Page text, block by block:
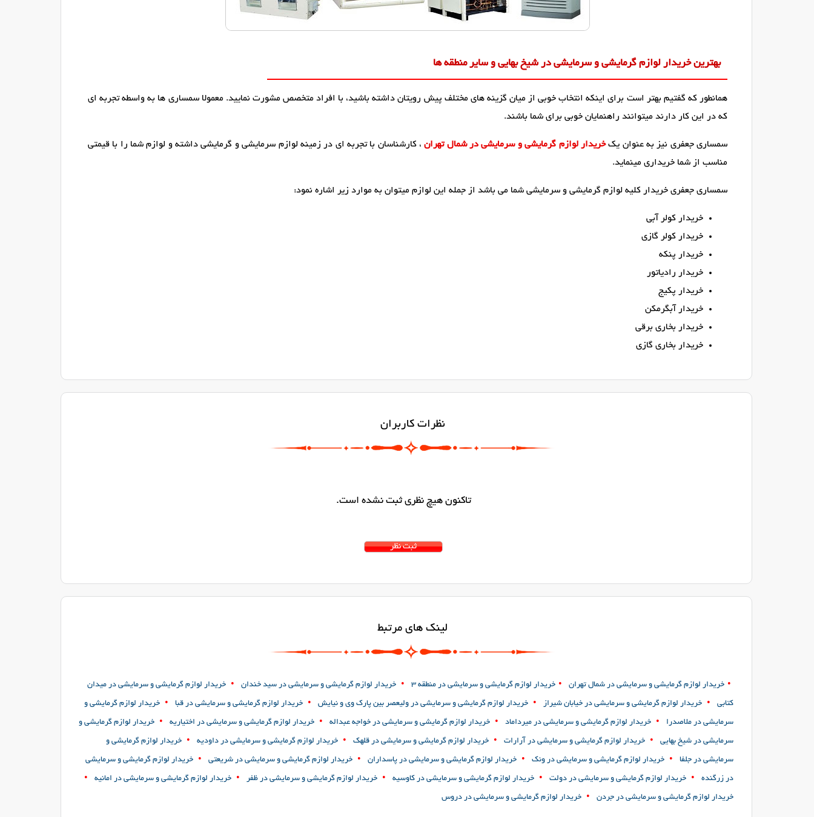
بهترین خریدار لوازم گرمایشی و سرمایشی در شیخ بهایی و سایر منطقه ها
همانطور که گفتیم بهتر است برای اینکه انتخاب خوبی از میان گزینه های مختلف پیش رویتان داشته باشید، با افراد متخصص مشورت نمایید. معمولا سمساری ها به واسطه تجربه ای
که در این کار دارند میتوانند راهنمایان خوبی برای شما باشند.
سمساری جعفری نیز به عنوان یکخریدار لوازم گرمایشی و سرمایشی در شمال تهران، کارشناسان با تجربه ای در زمینه لوازم سرمایشی و گرمایشی داشته و لوازم شما را با قیمتی
مناسب از شما خریداری مینماید.
سمساری جعفری خریدار کلیه لوازم گرمایشی و سرمایشی شما می باشد از جمله این لوازم میتوان به موارد زیر اشاره نمود:
خریدار کولر آبی
خریدار کولر گازی
خریدار پنکه
خریدار رادیاتور
خریدار پکیج
خریدار آبگرمکن
خریدار بخاری برقی
خریدار بخاری گازی
نظرات کاربران
تاکنون هیچ نظری ثبت نشده است.
لینک های مرتبط
• خریدار لوازم گرمایشی و سرمایشی در شمال تهران • خریدار لوازم گرمایشی و سرمایشی در منطقه 3 • خریدار لوازم گرمایشی و سرمایشی در سید خندان • خریدار لوازم گرمایشی و سرمایشی در میدان
کتابی • خریدار لوازم گرمایشی و سرمایشی در خیابان شیراز • خریدار لوازم گرمایشی و سرمایشی در ولیعصر بین پارک وی و نیایش • خریدار لوازم گرمایشی و سرمایشی در قبا • خریدار لوازم گرمایشی و
سرمایشی در ملاصدرا • خریدار لوازم گرمایشی و سرمایشی در میرداماد • خریدار لوازم گرمایشی و سرمایشی در خواجه عبداله • خریدار لوازم گرمایشی و سرمایشی در اختیاریه • خریدار لوازم گرمایشی و
سرمایشی در شیخ بهایی • خریدار لوازم گرمایشی و سرمایشی در آرارات • خریدار لوازم گرمایشی و سرمایشی در قلهک • خریدار لوازم گرمایشی و سرمایشی در داودیه • خریدار لوازم گرمایشی و
سرمایشی در جلفا • خریدار لوازم گرمایشی و سرمایشی در ونک • خریدار لوازم گرمایشی و سرمایشی در پاسداران • خریدار لوازم گرمایشی و سرمایشی در شریعتی • خریدار لوازم گرمایشی و سرمایشی
در زرگنده • خریدار لوازم گرمایشی و سرمایشی در دولت • خریدار لوازم گرمایشی و سرمایشی در کاوسیه • خریدار لوازم گرمایشی و سرمایشی در ظفر • خریدار لوازم گرمایشی و سرمایشی در امانیه •
خریدار لوازم گرمایشی و سرمایشی در جردن • خریدار لوازم گرمایشی و سرمایشی در دروس